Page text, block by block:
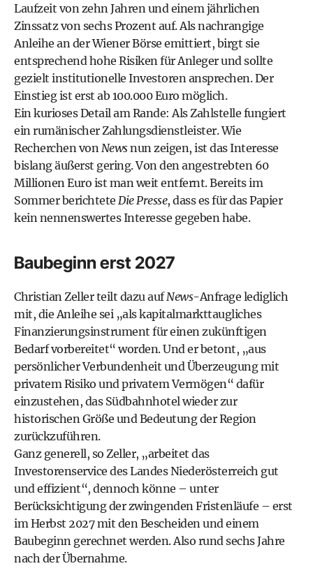
Laufzeit von zehn Jahren und einem jährlichen
Zinssatz von sechs Prozent auf. Als nachrangige
Anleihe an der Wiener Börse emittiert, birgt sie
entsprechend hohe Risiken für Anleger und sollte
gezielt institutionelle Investoren ansprechen. Der
Einstieg ist erst ab 100.000 Euro möglich.
Ein kurioses Detail am Rande: Als Zahlstelle fungiert
ein rumänischer Zahlungsdienstleister. Wie
Recherchen von Newsnun zeigen, ist das Interesse
bislang äußerst gering. Von den angestrebten 60
Millionen Euro ist man weit entfernt. Bereits im
Sommerberichtete Die Presse, dass es für das Papier
kein nennenswertes Interesse gegeben habe.
Baubeginn erst 2027
Christian Zeller teilt dazu aufNews-Anfrage lediglich
mit, die Anleihe sei „als kapitalmarkttaugliches
Finanzierungsinstrument für einen zukünftigen
Bedarf vorbereitet“ worden. Und er betont, „aus
persönlicher Verbundenheit und Überzeugung mit
privatem Risiko und privatem Vermögen“ dafür
einzustehen, das Südbahnhotel wieder zur
historischen Größe und Bedeutung der Region
zurückzuführen.
Ganz generell, so Zeller, „arbeitet das
Investorenservice des Landes Niederösterreich gut
und effizient“, dennoch könne – unter
Berücksichtigung der zwingenden Fristenläufe – erst
im Herbst 2027 mit den Bescheiden und einem
Baubeginn gerechnet werden. Also rund sechs Jahre
nach der Übernahme.